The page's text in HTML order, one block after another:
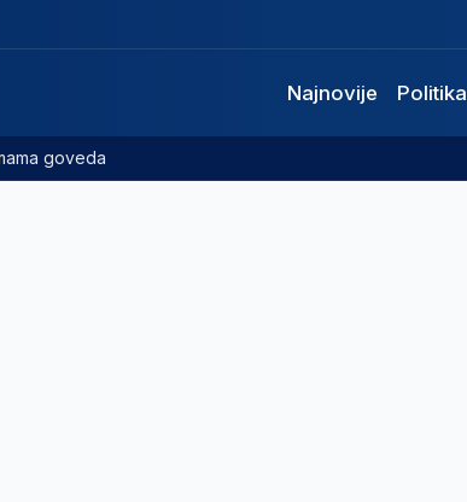
Najnovije Politika
goveda